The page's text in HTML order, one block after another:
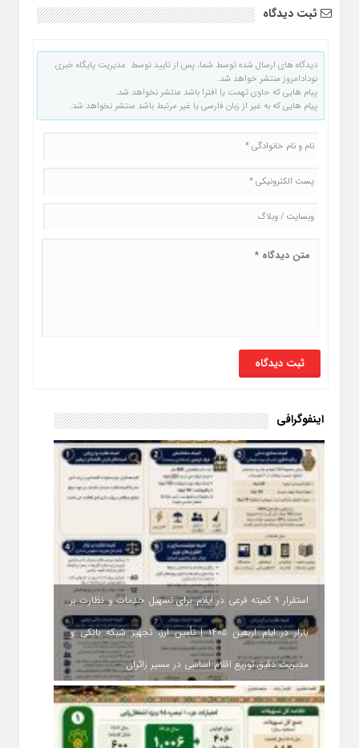
ثبت دیدگاه
دیدگاه های ارسال شده توسط شما، پس از تایید توسط مدیریت پایگاه خبری
نودادامروز منتشر خواهد شد.
پیام هایی که حاوی تهمت یا افترا باشد منتشر نخواهد شد.
پیام هایی که به غیر از زبان فارسی یا غیر مرتبط باشد منتشر نخواهد شد.
اینفوگرافی
استقرار ۹ کمیته فرعی در ایلام برای تسهیل خدمات و نظارت بر
بازار در ایام اربعین ۱۴۰۵ | تأمین ارز، تجهیز شبکه بانکی و
مدیریت دقیق توزیع اقلام اساسی در مسیر زائران